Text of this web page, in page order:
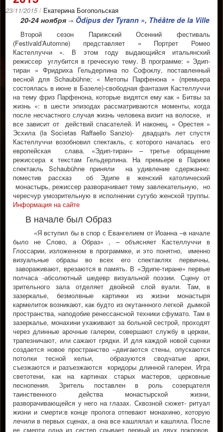
23/11/2015 / Екатерина Богопольская
20-24 ноября -« Ödipus der Tyrann », Théâtre de la Ville
Второй сезон Парижский Осенний фестиваль
(Festivald’Automne) представляет « Портрет Ромео
Кастеллуччи ». В этом году выдающийся итальянский
режиссер углубится в греческую тему. В программе: « Эдип-
тиран » Фридриха Гельдерлина по Софоклу, поставленный
весной для Schaubühne; « Метопы Парфенона » (премьера
состоялась в июне в Базеле)-свободная фантазия Кастеллуччи
на тему фриз Парфенона, которые видятся ему как « Битвы за
жизнь »: в шести эпизодах рассматриваются моменты, когда
после несчастного случая жизнь человека визит на волоске, и
все зависит от действий спасателей. И наконец, « Орестея »
Эсхила (la Socìetas Raffaello Sanzio)- двадцать лет спустя
Кастеллуччи возобновил спектакль, с которого началась его
европейская слава. «Эдип-тиран» – третье обращение
режиссера к текстам Гельдерлина. На премьере в Париже
спектакль Schaubühne приняли на удивление сдержанно:
поместив рассказ об Эдипе в женский католический
монастырь, режиссер разворачивает тему завлекательную, но
чересчур умозрительную в исполнении сугубо женской труппы.
Информация на сайте
В начале был Образ
«Я вступил бы в спор с Евангелием от Иоанна –в начале
было не Слово, а Образ» , – объясняет Кастеллуччи в
Глоссарии, изложенном в программке, и это понятно, именно
визуальные образы во всех его спектаклях первичны,
завораживают, врезаются в память. В «Эдипе-тиране» первые
полчаса -абсолютный шедевр визуальной поэзии. Сцену от
зрительного зала отделяет двойной слой вуали. Там, в
зазеркалье, безмолвные картинки из жизни монастыря
кармелиток возникают, как будто из окутаннного легкой дымкой
пространства, наподобие ренессансной техники сфумато. Там в
зазеркалье, монахини ухаживают за больной сестрой, проходят
через длинные арочные галереи, совершают службу в церкви,
трапезничают, или сажают грядки. И для каждой новой сценки
создается новое пространство –двигаются стены, опускаются
потолки тесной кельи, образуются сводчатые арки,
съезжаются и разъезжаются коридоры длинной галереи. Игра
светотени, как на картинах старых мастеров, церковные
песнопения. Зритель поставлен в роль созерцателя
таинственного действа монастырской жизни,
разворачивающейся у него на глазах. Сквозной сюжет- ритуал
жизни и смерти:в конце пролога отпевают монахиню, которую
лечили в первых сценах, а она все кашлялал и кашляла. После
ее смерти одна из сестер срывает первый из двух покровов,